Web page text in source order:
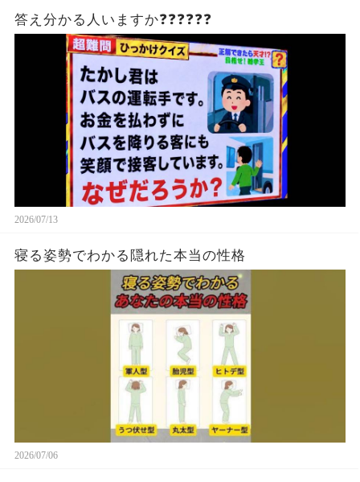
答え分かる人いますか❓❓❓❓❓❓
2026/07/13
寝る姿勢でわかる隠れた本当の性格
2026/07/06